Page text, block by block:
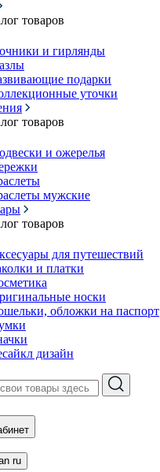
товаров
и гирлянды
подарки
уточки
товаров
и ожерелья
мужские
товаров
для путешествий
и платки
носки
обложки на паспорт
дизайн
ru